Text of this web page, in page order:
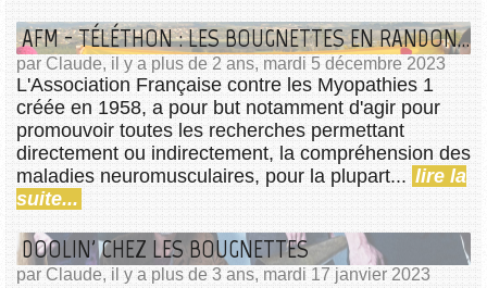
AFM - TÉLÉTHON : LES BOUGNETTES EN RANDONNÉE
par Claude, il y a plus de 2 ans, mardi 5 décembre 2023
L'Association Française contre les Myopathies 1
créée en 1958, a pour but notamment d'agir pour
promouvoir toutes les recherches permettant
directement ou indirectement, la compréhension des
maladies neuromusculaires, pour la plupart... lire la
suite...
DOOLIN' CHEZ LES BOUGNETTES
par Claude, il y a plus de 3 ans, mardi 17 janvier 2023